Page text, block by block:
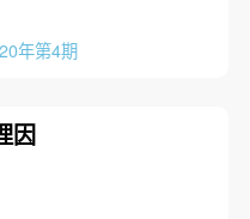
年第4期
因